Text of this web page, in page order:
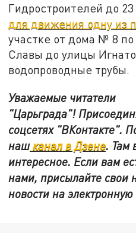
Гидростроителей до 23
для движения одну из
участке от дома № 8
Славы до улицы
водопроводные трубы.
Уважаемые читатели
"Царьграда"!
соцсетях "ВКонтакте".
нашканал в Дзене. Там
интересное. Если вам
нами, присылайте свои
новости на электронную